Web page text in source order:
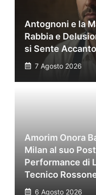
Antognoni e la
Rabbia e
si Sente
7 Agosto 2026
Amorim Onora
Milan al suo
Performance di
Tecnico
6 Agosto 2026